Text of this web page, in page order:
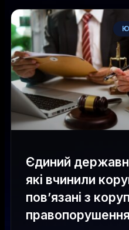
Єдиний
які вчинили
пов’язані з
правопорушення